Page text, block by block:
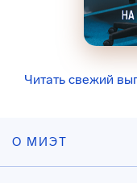
Читать свежий
О МИЭТ